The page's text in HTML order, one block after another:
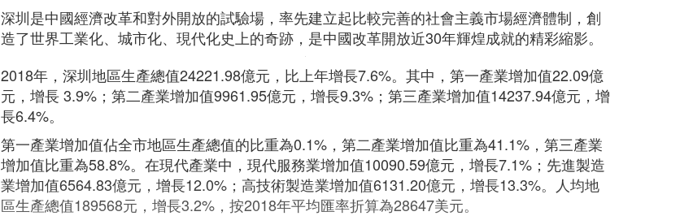
深圳是中國經濟改革和對外開放的試驗場，率先建立起比較完善的社會主義市場經濟體制，創
造了世界工業化、城市化、現代化史上的奇跡，是中國改革開放近30年輝煌成就的精彩縮影。
2018年，深圳地區生產總值24221.98億元，比上年增長7.6%。其中，第一產業增加值22.09億
元，增長 3.9%；第二產業增加值9961.95億元，增長9.3%；第三產業增加值14237.94億元，增
長6.4%。
第一產業增加值佔全市地區生產總值的比重為0.1%，第二產業增加值比重為41.1%，第三產業
增加值比重為58.8%。在現代產業中，現代服務業增加值10090.59億元，增長7.1%；先進製造
業增加值6564.83億元，增長12.0%；高技術製造業增加值6131.20億元，增長13.3%。人均地
區生產總值189568元，增長3.2%，按2018年平均匯率折算為28647美元。